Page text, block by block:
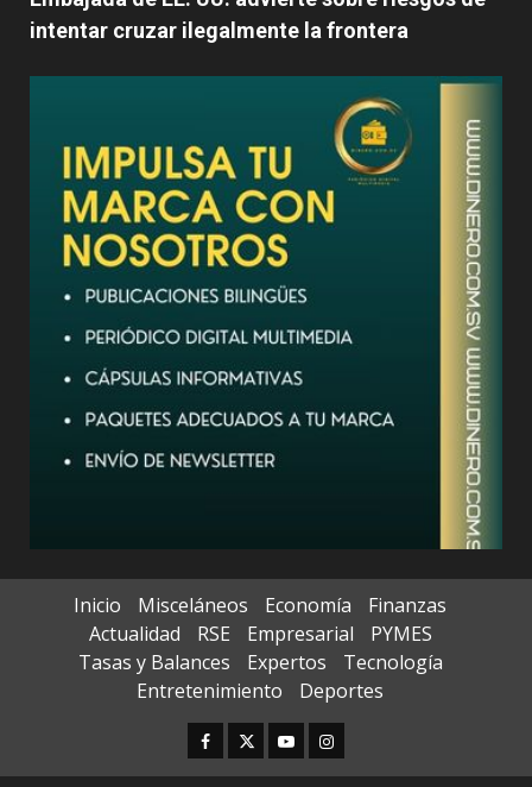
intentar cruzar ilegalmente la frontera
Inicio Misceláneos Economía
Finanzas
Actualidad
RSE Empresarial
PYMES
Tasas y Balances
Expertos
Tecnología
Entretenimiento
Deportes
Facebook
TwitterYoutubeInstagram